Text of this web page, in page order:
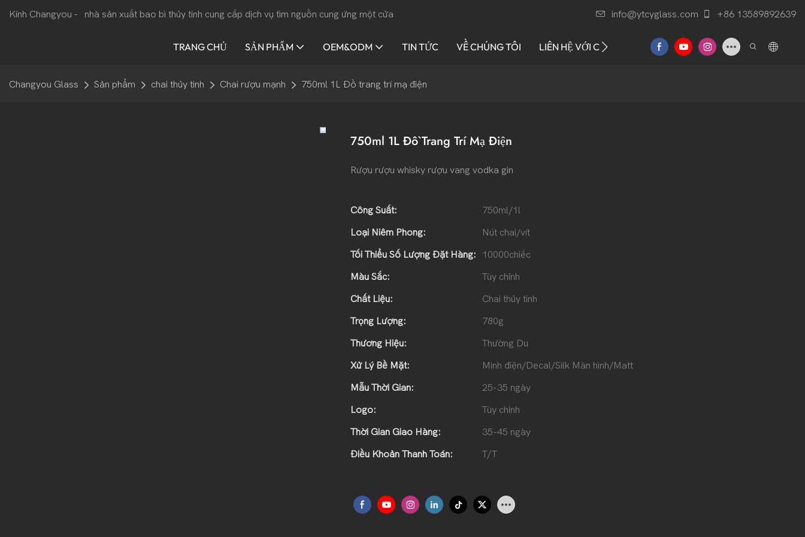
Kính Changyou - nhà sản xuất bao bì thủy tinh cung cấp dịch vụ tìm nguồn cung ứng một cửa info@ytcyglass.com +86 13589892639
TRANG CHỦ SẢN PHẨM OEM&ODM TIN TỨC VỀ CHÚNG TÔI LIÊN HỆ VỚI CHÚNG TÔI
Changyou Glass Sản phẩm chai thủy tinh Chai rượu mạnh 750ml 1L Đồ trang trí mạ điện
750ml 1L Đồ Trang Trí Mạ Điện
Rượu rượu whisky rượu vang vodka gin
Công Suất: 750ml/1l
Loại Niêm Phong: Nút chai/vít
Tối Thiểu Số Lượng Đặt Hàng: 10000chiếc
Màu Sắc: Tùy chỉnh
Chất Liệu: Chai thủy tinh
Trọng Lượng: 780g
Thương Hiệu: Thường Du
Xử Lý Bề Mặt: Minh điện/Decal/Silk Màn hình/Matt
Mẫu Thời Gian: 25-35 ngày
Logo: Tùy chỉnh
Thời Gian Giao Hàng: 35-45 ngày
Điều Khoản Thanh Toán: T/T